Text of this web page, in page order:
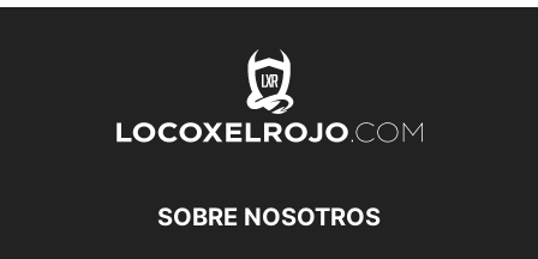
SOBRE NOSOTROS